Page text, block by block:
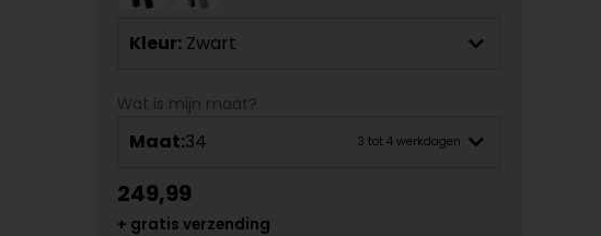
Kleur: Zwart
Wat is mijn maat?
Maat:34 3 tot 4 werkdagen
249,99
+ gratis verzending